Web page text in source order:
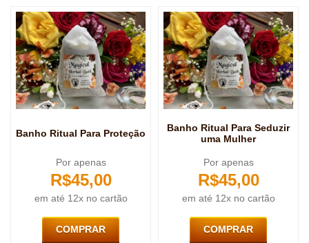
Banho Ritual Para Proteção
Por apenas
R$45,00
em até 12x no cartão
COMPRAR
Banho Ritual Para Seduzir
uma Mulher
Por apenas
R$45,00
em até 12x no cartão
COMPRAR